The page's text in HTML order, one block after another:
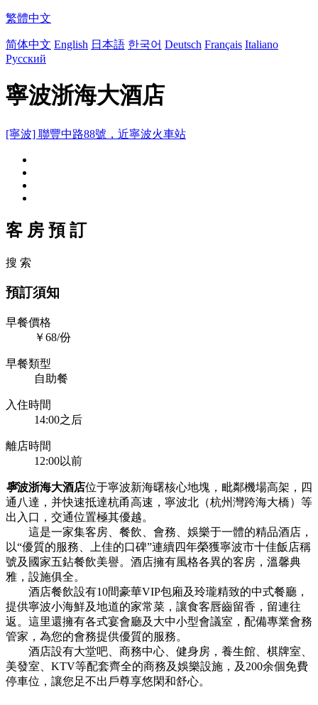
繁體中文
简体中文 English 日本語 한국어 Deutsch Français Italiano
Русский
寧波浙海大酒店
[寧波] 聯豐中路88號，近寧波火車站
客 房 預 訂
搜 索
預訂須知
早餐價格
￥68/份
早餐類型
自助餐
入住時間
14:00之后
離店時間
12:00以前
寧波浙海大酒店位于寧波新海曙核心地塊，毗鄰機場高架，四
通八達，并快速抵達杭甬高速，寧波北（杭州灣跨海大橋）等
出入口，交通位置極其優越。
這是一家集客房、餐飲、會務、娛樂于一體的精品酒店，
以“優質的服務、上佳的口碑”連續四年榮獲寧波市十佳飯店稱
號及國家五鉆餐飲美譽。酒店擁有風格各異的客房，溫馨典
雅，設施俱全。
酒店餐飲設有10間豪華VIP包廂及玲瓏精致的中式餐廳，
提供寧波小海鮮及地道的家常菜，讓食客唇齒留香，留連往
返。這里還擁有各式宴會廳及大中小型會議室，配備專業會務
管家，為您的會務提供優質的服務。
酒店設有大堂吧、商務中心、健身房，養生館、棋牌室、
美發室、KTV等配套齊全的商務及娛樂設施，及200余個免費
停車位，讓您足不出戶尊享悠閑和舒心。